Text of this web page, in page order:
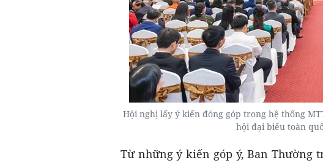
Hội nghị lấy ý kiến đóng góp trong hệ thống
hội đại biểu toàn
Từ những ý kiến góp ý, Ban Thường